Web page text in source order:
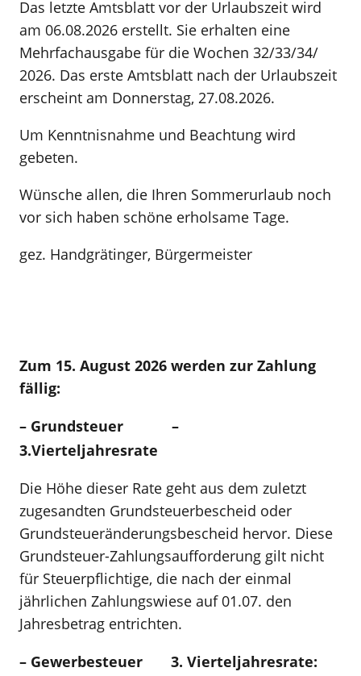
Das letzte Amtsblatt vor der Urlaubszeit wird
am 06.08.2026 erstellt. Sie erhalten eine
Mehrfachausgabe für die Wochen 32/33/34/
2026. Das erste Amtsblatt nach der Urlaubszeit
erscheint am Donnerstag, 27.08.2026.
Um Kenntnisnahme und Beachtung wird
gebeten.
Wünsche allen, die Ihren Sommerurlaub noch
vor sich haben schöne erholsame Tage.
gez. Handgrätinger, Bürgermeister
Zum 15. August 2026 werden zur Zahlung
fällig:
– Grundsteuer –
3.Vierteljahresrate
Die Höhe dieser Rate geht aus dem zuletzt
zugesandten Grundsteuerbescheid oder
Grundsteueränderungsbescheid hervor. Diese
Grundsteuer-Zahlungsaufforderung gilt nicht
für Steuerpflichtige, die nach der einmal
jährlichen Zahlungswiese auf 01.07. den
Jahresbetrag entrichten.
– Gewerbesteuer 3. Vierteljahresrate: